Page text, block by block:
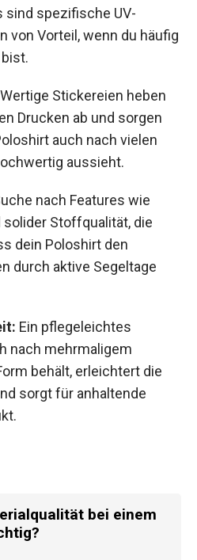
sind spezifische UV-
von Vorteil, wenn du häufig
Wertige Stickereien heben
Drucken ab und sorgen
auch nach vielen
aussieht.
nach Features wie
solider Stoffqualität, die
dein Poloshirt den
durch aktive Segeltage
Ein pflegeleichtes
nach mehrmaligem
behält, erleichtert die
sorgt für anhaltende
bei einem